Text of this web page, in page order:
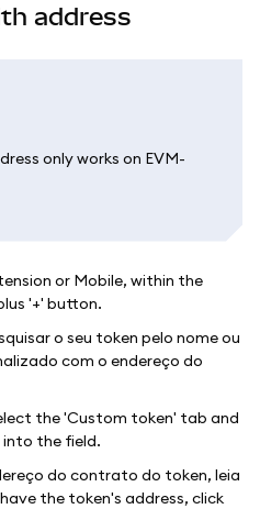
address
only works on EVM-
or Mobile, within the
'+' button.
o seu token pelo nome ou
com o endereço do
the 'Custom token' tab and
the field.
do contrato do token, leia
the token's address, click